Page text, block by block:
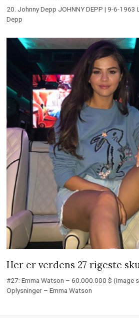
20. Johnny Depp JOHNNY DEPP | 9-6-1963
Depp
Her er verdens 27 rigeste
#27: Emma Watson – 60.000.000 $ (Image
Oplysninger – Emma Watson